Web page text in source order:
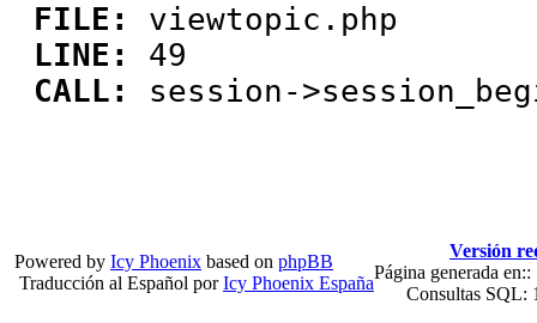
FILE:
viewtopic.php
LINE:
49
CALL:
session-
Powered by Icy Phoenix based on phpBB
Traducción al Español porIcy Phoenix España
Versión
Página generada en::
Consultas SQL: